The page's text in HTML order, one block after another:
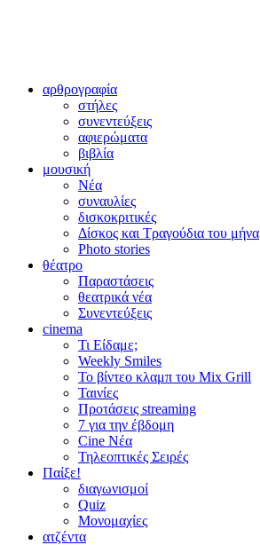
αρθρογραφία
στήλες
συνεντεύξεις
αφιερώματα
βιβλία
μουσική
Νέα
συναυλίες
δισκοκριτικές
Δίσκος και Τραγούδια του μήνα
Photo stories
θέατρο
Παραστάσεις
θεατρικά νέα
Συνεντεύξεις
cinema
Τι Είδαμε;
Weekly Smiles
Το βίντεο κλαμπ του Mix Grill
Ταινίες
Προτάσεις streaming
7 για την έβδομη
Cine Νέα
Τηλεοπτικές Σειρές
Παίξε!
διαγωνισμοί
Quiz
Μονομαχίες
ατζέντα